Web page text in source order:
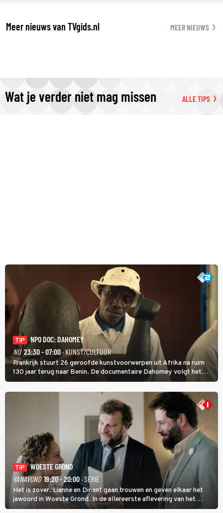
Meer nieuws van TVgids.nl MEER NIEUWS
Wat je verder niet mag missen ALLE TIPS
TIP
NPO DOC: DAHOMEY
NU 23:30 - 07:00· KUNST/CULTUUR
Frankrijk stuurt 26 geroofde kunstvoorwerpen uit Afrika na ruim
130 jaar terug naar Benin. De documentaire Dahomey volgt het
transport en toont de aankomst. Inwoners van Benin bespreken de
betekenis van de teruggave.
TIP
WOESTE GROND
VANAVOND 19:20 - 20:00· SERIE
Het is zover. Lianne en Dinant gaan trouwen en geven elkaar het
jawoord in Woeste Grond. In de allereerste aflevering van het
eerste seizoen kwam Lianne vanuit de Randstad naar Twente. Daar